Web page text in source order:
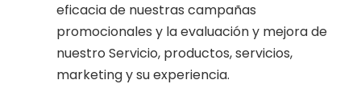
eficacia de nuestras campañas
promocionales y la evaluación y mejora de
nuestro Servicio, productos, servicios,
marketing y su experiencia.